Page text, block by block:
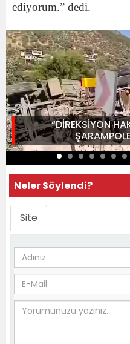
ediyorum.” dedi.
“DİREKSİYON
Neler Söylendi?
Site